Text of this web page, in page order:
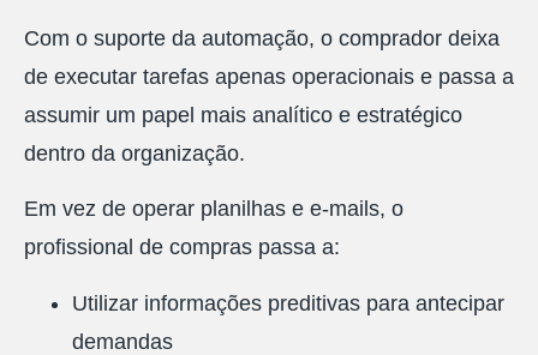
Com o suporte da automação, o comprador deixa
de executar tarefas apenas operacionais e passa a
assumir um papel mais analítico e estratégico
dentro da organização.
Em vez de operar planilhas e e-mails, o
profissional de compras passa a:
Utilizar informações preditivas para antecipar
demandas